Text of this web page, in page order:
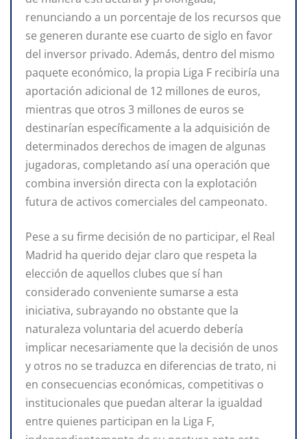
renunciando a un porcentaje de los recursos que
se generen durante ese cuarto de siglo en favor
del inversor privado. Además, dentro del mismo
paquete económico, la propia Liga F recibiría una
aportación adicional de 12 millones de euros,
mientras que otros 3 millones de euros se
destinarían específicamente a la adquisición de
determinados derechos de imagen de algunas
jugadoras, completando así una operación que
combina inversión directa con la explotación
futura de activos comerciales del campeonato.
Pese a su firme decisión de no participar, el Real
Madrid ha querido dejar claro que respeta la
elección de aquellos clubes que sí han
considerado conveniente sumarse a esta
iniciativa, subrayando no obstante que la
naturaleza voluntaria del acuerdo debería
implicar necesariamente que la decisión de unos
y otros no se traduzca en diferencias de trato, ni
en consecuencias económicas, competitivas o
institucionales que puedan alterar la igualdad
entre quienes participan en la Liga F,